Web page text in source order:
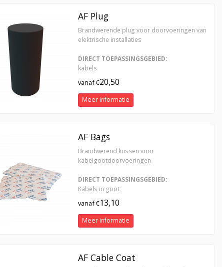
AF Plug
Brandwerende plug voor doorvoeringen van
elektrische installaties
DIRECT TOEPASSINGSGEBIED:
kabels
vanaf €20,50
Meer informatie
AF Bags
Brandwerend kussen voor
kabelgootdoorvoeringen
DIRECT TOEPASSINGSGEBIED:
Kabels in goot
vanaf €13,10
Meer informatie
AF Cable Coat